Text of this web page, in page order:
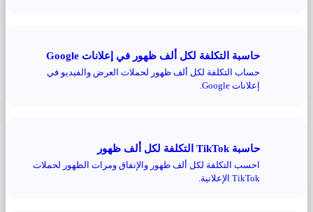
حاسبة التكلفة لكل ألف ظهور في إعلانات Google
حساب التكلفة لكل ألف ظهور لحملات العرض والفيديو في
إعلانات Google.
حاسبة TikTok التكلفة لكل ألف ظهور
احسب التكلفة لكل ألف ظهور والإنفاق ومرات الظهور لحملات
TikTok الإعلانية.